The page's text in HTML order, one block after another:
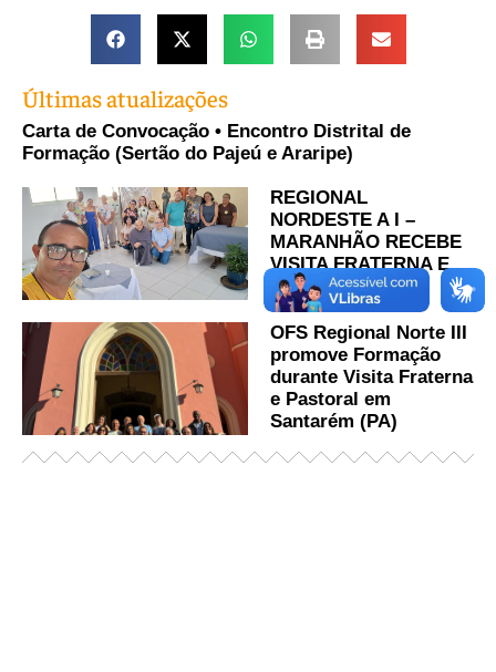
Últimas atualizações
Carta de Convocação • Encontro Distrital de
Formação (Sertão do Pajeú e Araripe)
REGIONAL
NORDESTE A I –
MARANHÃO RECEBE
VISITA FRATERNA E
PASTORAL
OFS Regional Norte III
promove Formação
durante Visita Fraterna
e Pastoral em
Santarém (PA)